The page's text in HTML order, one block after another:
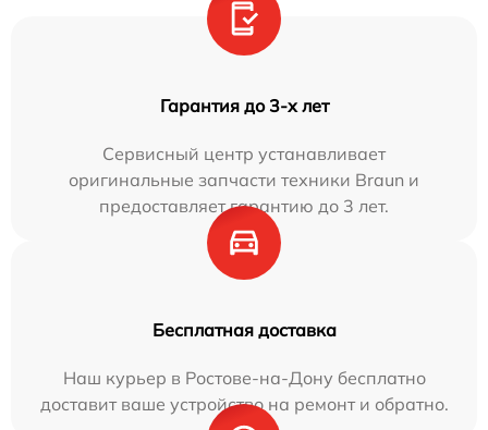
Гарантия до 3-х лет
Сервисный центр устанавливает
оригинальные запчасти техники Braun и
предоставляет гарантию до 3 лет.
Бесплатная доставка
Наш курьер в Ростове-на-Дону бесплатно
доставит ваше устройство на ремонт и обратно.